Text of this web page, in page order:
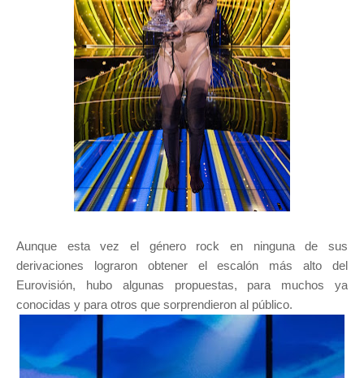
Aunque esta vez el género rock en ninguna de sus
derivaciones lograron obtener el escalón más alto del
Eurovisión, hubo algunas propuestas, para muchos ya
conocidas y para otros que sorprendieron al público.